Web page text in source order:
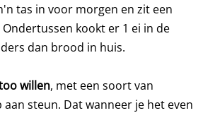
tas in voor morgen en zit een
kookt er 1 ei in de
dan brood in huis.
willen, met een soort van
steun. Dat wanneer je het even